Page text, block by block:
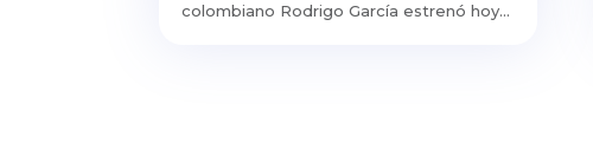
colombiano Rodrigo García estrenó hoy...